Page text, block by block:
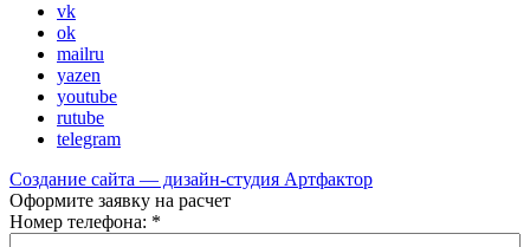
vk
ok
mailru
yazen
youtube
rutube
telegram
Создание сайта — дизайн-студия Артфактор
Оформите заявку на расчет
Номер телефона: *